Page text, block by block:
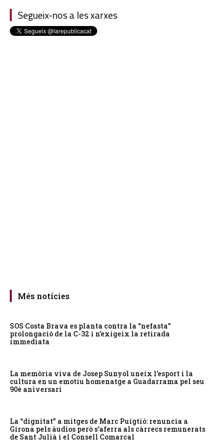
Segueix-nos a les xarxes
Més notícies
SOS Costa Brava es planta contra la “nefasta”
prolongació de la C-32 i n’exigeix la retirada
immediata
La memòria viva de Josep Sunyol uneix l’esport i la
cultura en un emotiu homenatge a Guadarrama pel seu
90è aniversari
La “dignitat” a mitges de Marc Puigtió: renuncia a
Girona pels àudios però s’aferra als càrrecs remunerats
de Sant Julià i el Consell Comarcal